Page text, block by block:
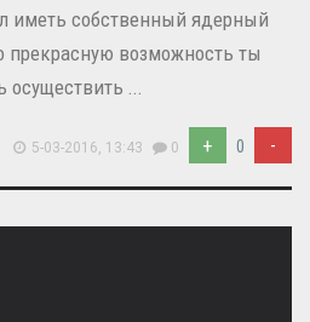
иметь собственный ядерный
прекрасную возможность ты
...
5-03-2016, 13:43 0 + 0 -